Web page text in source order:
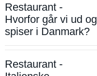
Restaurant -
Hvorfor går vi ud og
spiser i Danmark?
Restaurant -